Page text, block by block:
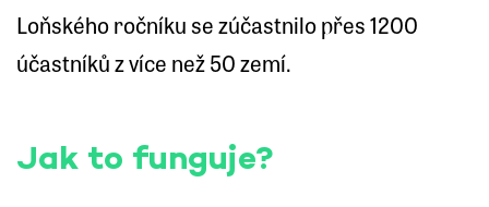
Loňského ročníku se zúčastnilo přes 1200
účastníků z více než 50 zemí.
Jak to funguje?